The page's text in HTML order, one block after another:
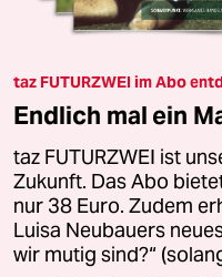
taz FUTURZWEI im Abo
Endlich mal ein
taz FUTURZWEI ist
Zukunft. Das Abo
nur 38 Euro. Zudem
Luisa Neubauers
wir mutig sind?“